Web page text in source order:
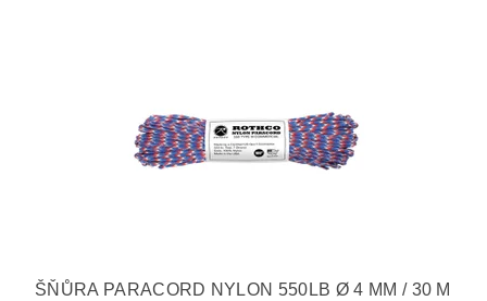
ŠŇŮRA PARACORD NYLON 550LB Ø 4 MM / 30 M